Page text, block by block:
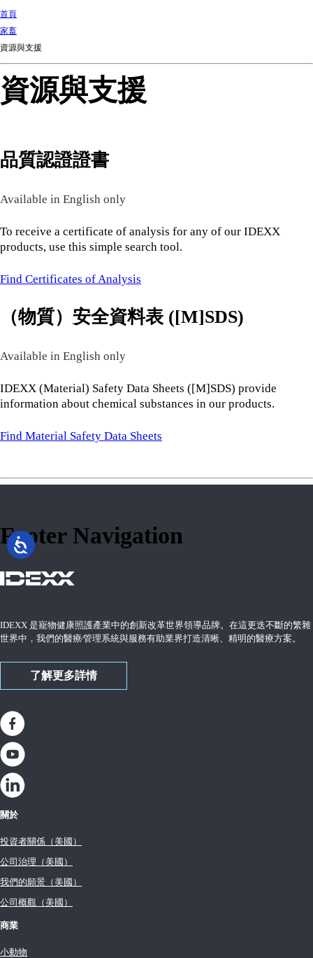
do
m
首頁
家畜
資源與支援
資源與支援
品質認證證書
Available in English only
To receive a certificate of analysis for any of our IDEXX
products, use this simple search tool.
Find Certificates of Analysis
（物質）安全資料表 ([M]SDS)
Available in English only
IDEXX (Material) Safety Data Sheets ([M]SDS) provide
information about chemical substances in our products.
Find Material Safety Data Sheets
Footer Navigation
IDEXX 是寵物健康照護產業中的創新改革世界領導品牌。在這更迭不斷的繁雜
世界中，我們的醫療∕管理系統與服務有助業界打造清晰、精明的醫療方案。
了解更多詳情
關於
投資者關係（美國）
公司治理（美國）
我們的願景（美國）
公司概觀（美國）
商業
小動物